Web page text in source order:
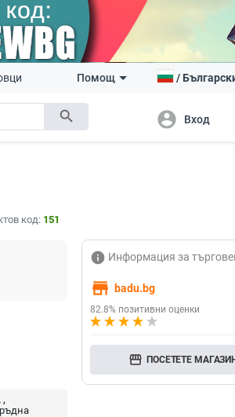
search
Помощ /
account_circle Вход
код: 151
info Информация за
store badu.bg
82.8% позитивни оценки
storefront ПОСЕТЕТЕ